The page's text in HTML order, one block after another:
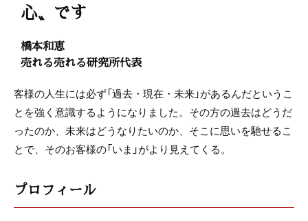
心〟です
橋本和恵
売れる売れる研究所代表
客様の人生には必ず「過去・現在・未来」があるんだというこ
とを強く意識するようになりました。その方の過去はどうだ
ったのか、未来はどうなりたいのか、そこに思いを馳せるこ
とで、そのお客様の「いま」がより見えてくる。
プロフィール